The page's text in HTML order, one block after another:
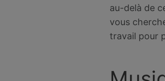
au-delà de
vous
travail pour